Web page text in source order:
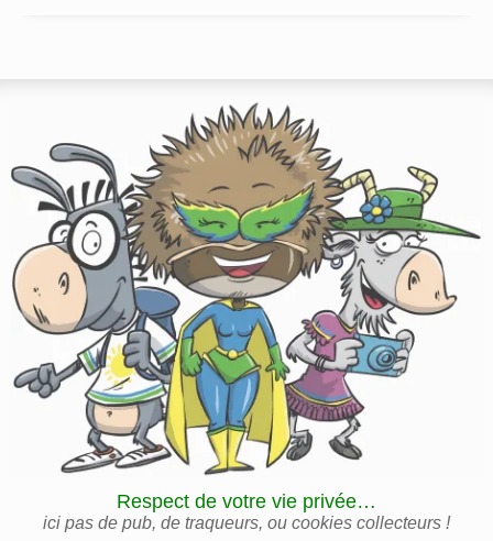
Respect de votre vie privée…
ici pas de pub, de traqueurs, ou cookies collecteurs !